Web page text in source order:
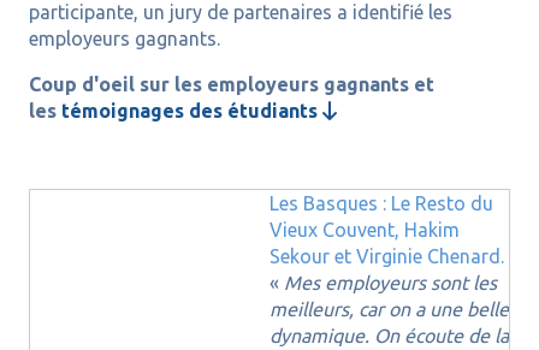
participante, un jury de partenaires a identifié les
employeurs gagnants.
Coup d'oeil sur les employeurs gagnants et
les témoignages des étudiants 
Les Basques : Le Resto du
Vieux Couvent, Hakim
Sekour et Virginie Chenard.
« Mes employeurs sont les
meilleurs, car on a une belle
dynamique. On écoute de la